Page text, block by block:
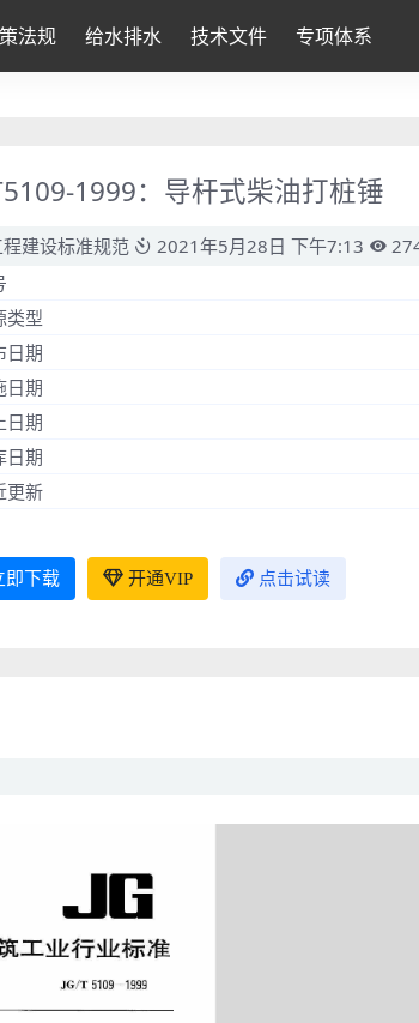
法规 给水排水 技术文件 专项体系
1999：导杆式柴油打桩锤
程建设标准规范 2021年5月28日 下午7:13
类型
日期
日期
日期
日期
更新
即下载 开通VIP 点击试读